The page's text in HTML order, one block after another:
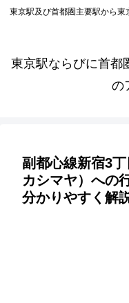
東京駅及び首都圏主要駅から東
東京駅ならびに首都
の
副都心線新宿3
カシマヤ）への
分かりやすく解